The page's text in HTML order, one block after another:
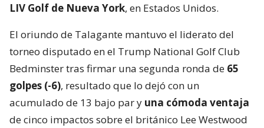
LIV Golf de Nueva York, en Estados Unidos.
El oriundo de Talagante mantuvo el liderato del
torneo disputado en el Trump National Golf Club
Bedminster tras firmar una segunda ronda de 65
golpes (-6), resultado que lo dejó con un
acumulado de 13 bajo par y una cómoda ventaja
de cinco impactos sobre el británico Lee Westwood